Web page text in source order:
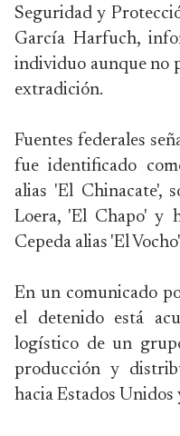
Seguridad y
García Harfuch,
individuo aunque no
extradición.
Fuentes federales
fue identificado
alias 'El Chinacate',
Loera, 'El Chapo' y
Cepeda alias 'El
En un comunicado
el detenido está
logístico de un
producción y
hacia Estados Unidos